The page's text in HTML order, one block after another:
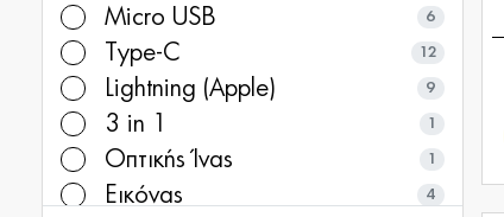
Micro USB 6
Type-C 12
Lightning (Apple) 9
3 in 1 1
Οπτικής Ίνας 1
Εικόνας 4